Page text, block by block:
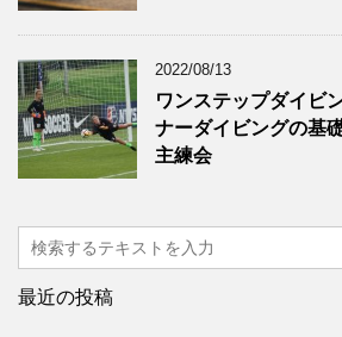
2022/08/13
ワンステップダイビ
ナーダイビングの基
主練会
最近の投稿